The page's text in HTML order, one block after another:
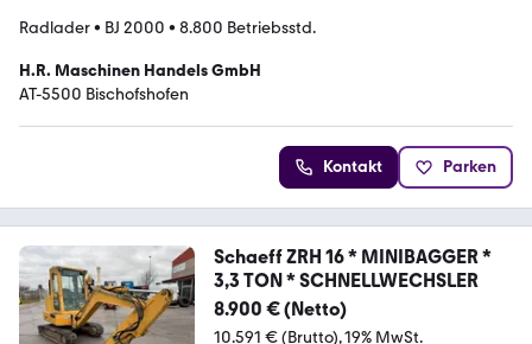
Radlader• BJ 2000 • 8.800 Betriebsstd.
H.R. Maschinen Handels GmbH
AT-5500 Bischofshofen
Kontakt Parken
Schaeff ZRH 16 * MINIBAGGER *
3,3 TON * SCHNELLWECHSLER
8.900 € (Netto)
10.591 € (Brutto) 19% MwSt.